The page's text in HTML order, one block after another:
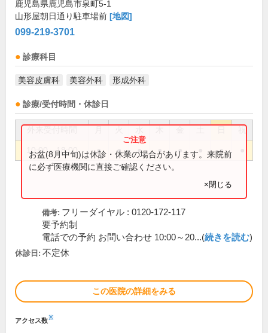
鹿児島県鹿児島市泉町5-1
山形屋朝日通り駐車場前 [地図]
099-219-3701
診療科目
美容皮膚科 美容外科 形成外科
診療/受付時間・休診日
祝
10:00～18:00 ● ● ● ● ● ●
お盆(8月中旬)は休診・休業の場合があります。来院前
に必ず医療機関に直接ご確認ください。
×閉じる
備考: フリーダイヤル : 0120-172-117
要予約制
電話での予約 お問い合わせ 10:00～20...(続きを読む)
休診日: 不定休
この医院の詳細をみる
アクセス数※